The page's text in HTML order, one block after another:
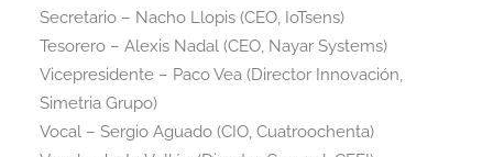
Secretario – Nacho Llopis (CEO, IoTsens)
Tesorero – Alexis Nadal (CEO, Nayar Systems)
Vicepresidente – Paco Vea (Director Innovación,
Simetria Grupo)
Vocal – Sergio Aguado (CIO, Cuatroochenta)